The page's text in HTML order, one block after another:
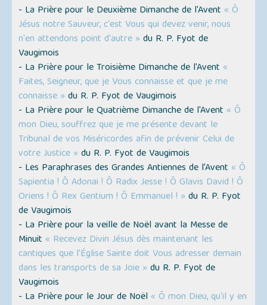
- La Prière pour le Deuxième Dimanche de l'Avent « Ô
Jésus notre Sauveur, c'est Vous qui devez venir, nous
n'en attendons point d'autre » du R. P. Fyot de
Vaugimois
- La Prière pour le Troisième Dimanche de l'Avent «
Faites, Seigneur, que je Vous connaisse et que je me
connaisse » du R. P. Fyot de Vaugimois
- La Prière pour le Quatrième Dimanche de l'Avent « Ô
mon Dieu, souffrez que je me présente devant le
Tribunal de vos Miséricordes afin de prévenir Celui de
votre Justice » du R. P. Fyot de Vaugimois
- Les Paraphrases des Grandes Antiennes de l’Avent « Ô
Sapientia ! Ô Adonai ! Ô Radix Jesse ! Ô Glavis David ! Ô
Oriens ! Ô Rex Gentium ! Ô Emmanuel ! » du R. P. Fyot
de Vaugimois
- La Prière pour la veille de Noël avant la Messe de
Minuit « Recevez Divin Jésus dès maintenant les
cantiques que l'Église Sainte doit Vous adresser demain
dans les transports de sa Joie » du R. P. Fyot de
Vaugimois
- La Prière pour le Jour de Noël « Ô mon Dieu, qu'il y en